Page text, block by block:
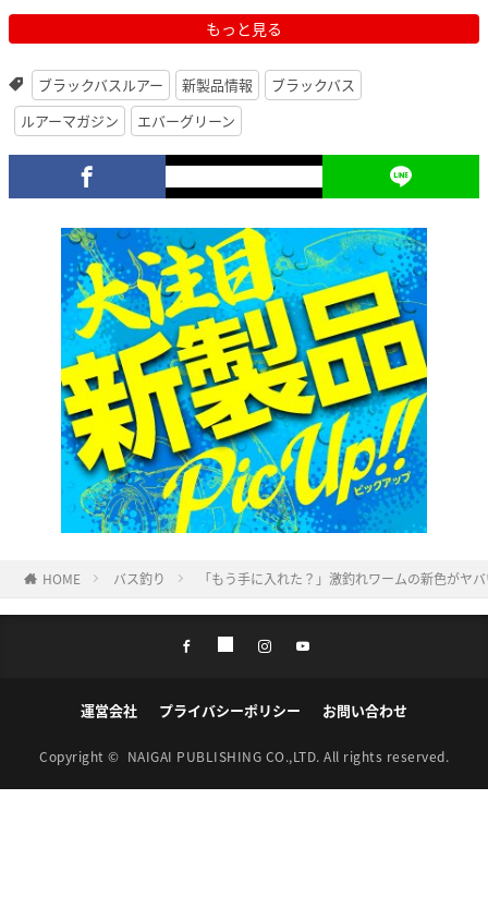
もっと見る
ブラックバスルアー 新製品情報
ブラックバス
ルアーマガジン
エバーグリーン
HOME バス釣り 「もう手に入れた？」激釣れワームの新色がヤ
運営会社 プライバシーポリシー お問い合わせ
Copyright © NAIGAI PUBLISHING CO.,LTD. All rights reserved.